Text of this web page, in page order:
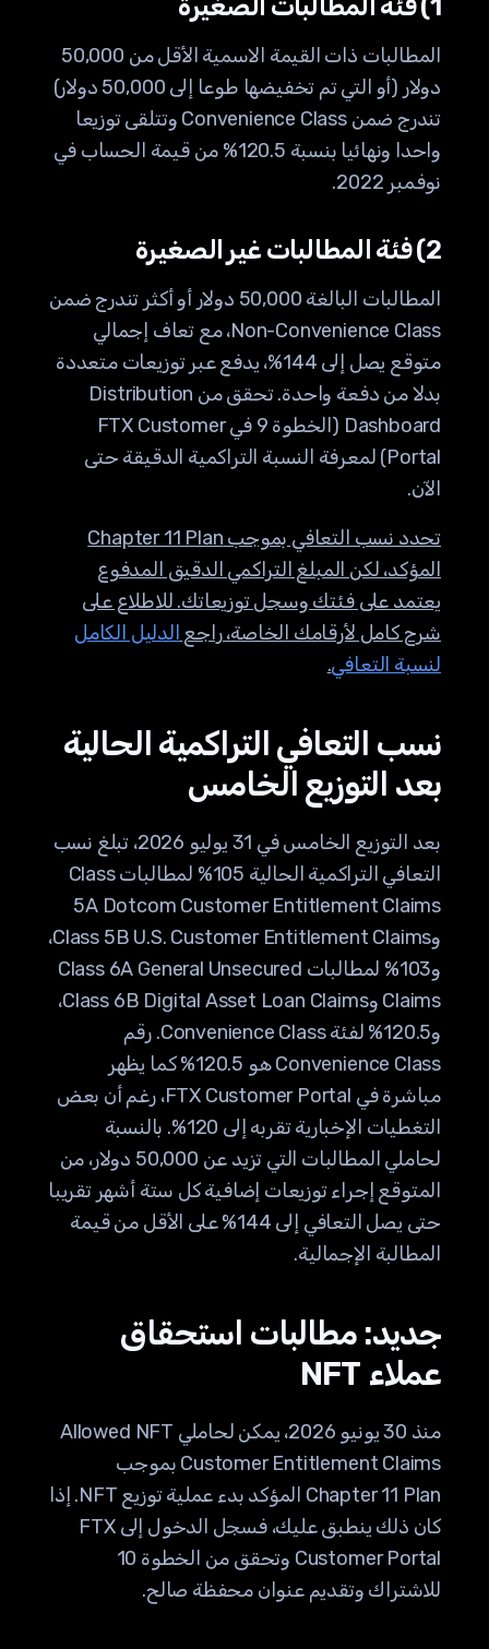
1) فئة المطالبات الصغيرة
المطالبات ذات القيمة الاسمية الأقل من 50,000
دولار (أو التي تم تخفيضها طوعا إلى 50,000 دولار)
تندرج ضمن Convenience Class وتتلقى توزيعا
واحدا ونهائيا بنسبة 120.5% من قيمة الحساب في
نوفمبر 2022.
2) فئة المطالبات غير الصغيرة
المطالبات البالغة 50,000 دولار أو أكثر تندرج ضمن
Non-Convenience Class، مع تعاف إجمالي
متوقع يصل إلى 144%، يدفع عبر توزيعات متعددة
بدلا من دفعة واحدة. تحقق من Distribution
Dashboard (الخطوة 9 في FTX Customer
Portal) لمعرفة النسبة التراكمية الدقيقة حتى
الآن.
تحدد نسب التعافي بموجب Chapter 11 Plan
المؤكد، لكن المبلغ التراكمي الدقيق المدفوع
يعتمد على فئتك وسجل توزيعاتك. للاطلاع على
شرح كامل لأرقامك الخاصة، راجع الدليل الكامل
لنسبة التعافي.
نسب التعافي التراكمية الحالية
بعد التوزيع الخامس
بعد التوزيع الخامس في 31 يوليو 2026، تبلغ نسب
التعافي التراكمية الحالية 105% لمطالبات Class
5A Dotcom Customer Entitlement Claims
وClass 5B U.S. Customer Entitlement Claims،
و103% لمطالبات Class 6A General Unsecured
Claims وClass 6B Digital Asset Loan Claims،
و120.5% لفئة Convenience Class. رقم
Convenience Class هو 120.5% كما يظهر
مباشرة في FTX Customer Portal، رغم أن بعض
التغطيات الإخبارية تقربه إلى 120%. بالنسبة
لحاملي المطالبات التي تزيد عن 50,000 دولار، من
المتوقع إجراء توزيعات إضافية كل ستة أشهر تقريبا
حتى يصل التعافي إلى 144% على الأقل من قيمة
المطالبة الإجمالية.
جديد: مطالبات استحقاق
عملاء NFT
منذ 30 يونيو 2026، يمكن لحاملي Allowed NFT
Customer Entitlement Claims بموجب
Chapter 11 Plan المؤكد بدء عملية توزيع NFT. إذا
كان ذلك ينطبق عليك، فسجل الدخول إلى FTX
Customer Portal وتحقق من الخطوة 10
للاشتراك وتقديم عنوان محفظة صالح.